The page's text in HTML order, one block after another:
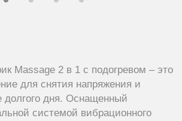
Massage 2 в 1 с подогревом – это
для снятия напряжения и
долгого дня. Оснащенный
системой вибрационного